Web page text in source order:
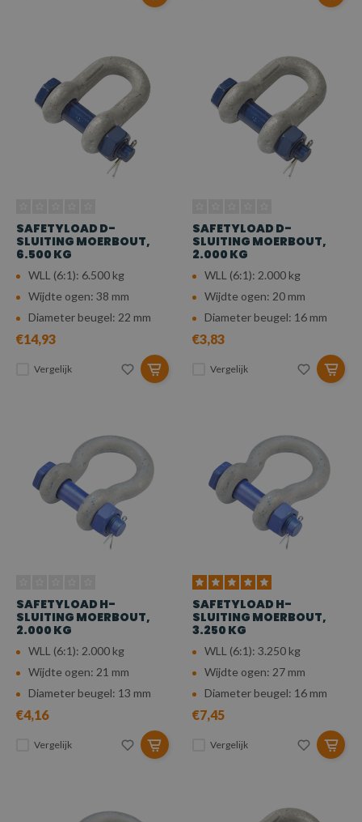
SAFETYLOAD D-
SLUITING MOERBOUT,
6.500 KG
WLL (6:1): 6.500 kg
Wijdte ogen: 38 mm
Diameter beugel: 22 mm
€14,93
Vergelijk
SAFETYLOAD D-
SLUITING MOERBOUT,
2.000 KG
WLL (6:1): 2.000 kg
Wijdte ogen: 20 mm
Diameter beugel: 16 mm
€3,83
Vergelijk
SAFETYLOAD H-
SLUITING MOERBOUT,
2.000 KG
WLL (6:1): 2.000 kg
Wijdte ogen: 21 mm
Diameter beugel: 13 mm
€4,16
Vergelijk
SAFETYLOAD H-
SLUITING MOERBOUT,
3.250 KG
WLL (6:1): 3.250 kg
Wijdte ogen: 27 mm
Diameter beugel: 16 mm
€7,45
Vergelijk